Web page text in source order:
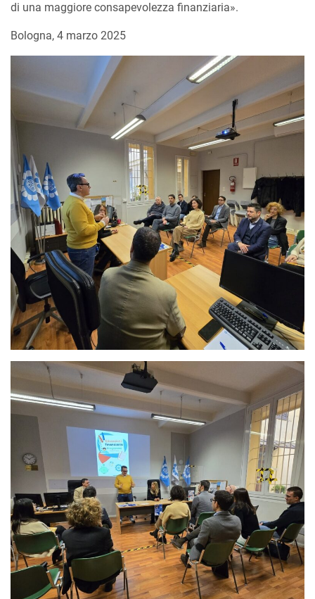
di una maggiore consapevolezza finanziaria».
Bologna, 4 marzo 2025